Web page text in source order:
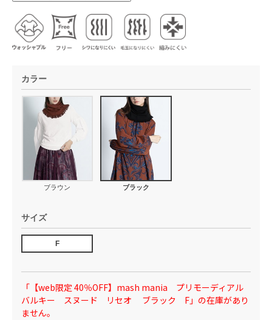
カラー
ブラウン ブラック
サイズ
F
「【web限定 40％OFF】mash mania プリモーディアル
バルキー スヌード リセオ ブラック F」の在庫があり
ません。